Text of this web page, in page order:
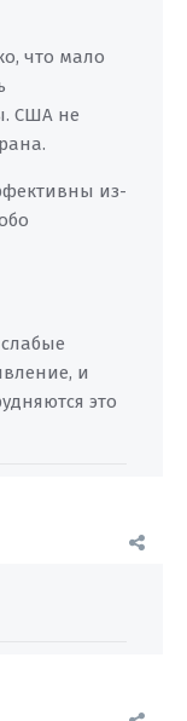
что мало
США не
из-
и
это